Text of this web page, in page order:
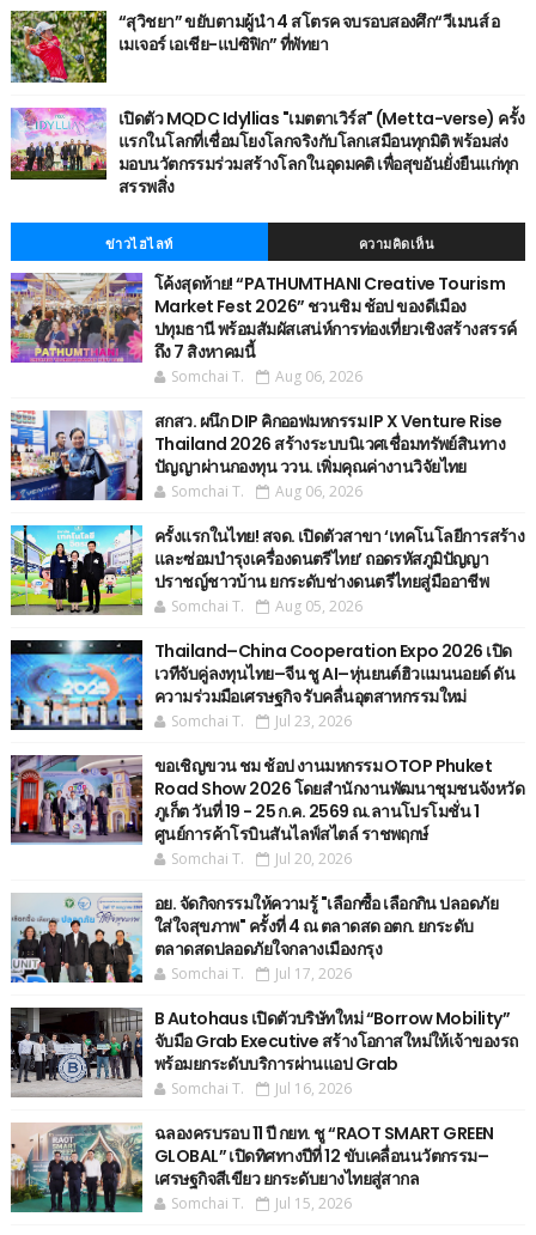
“สุวิชยา” ขยับตามผู้นำ 4 สโตรค จบรอบสองศึก“วีเมนส์ อ
เมเจอร์ เอเชีย-แปซิฟิก” ที่พัทยา
เปิดตัว MQDC Idyllias "เมตตาเวิร์ส" (Metta-verse) ครั้ง
แรกในโลกที่เชื่อมโยงโลกจริงกับโลกเสมือนทุกมิติ พร้อมส่ง
มอบนวัตกรรมร่วมสร้างโลกในอุดมคติ เพื่อสุขอันยั่งยืนแก่ทุก
สรรพสิ่ง
ข่าวไฮไลท์ ความคิดเห็น
โค้งสุดท้าย! “PATHUMTHANI Creative Tourism
Market Fest 2026” ชวนชิม ช้อป ของดีเมือง
ปทุมธานี พร้อมสัมผัสเสน่ห์การท่องเที่ยวเชิงสร้างสรรค์
ถึง 7 สิงหาคมนี้
Somchai T. Aug 06, 2026
สกสว. ผนึก DIP คิกออฟมหกรรม IP X Venture Rise
Thailand 2026 สร้างระบบนิเวศเชื่อมทรัพย์สินทาง
ปัญญาผ่านกองทุน ววน. เพิ่มคุณค่างานวิจัยไทย
Somchai T. Aug 06, 2026
ครั้งแรกในไทย! สจด. เปิดตัวสาขา ‘เทคโนโลยีการสร้าง
และซ่อมบำรุงเครื่องดนตรีไทย’ ​ถอดรหัสภูมิปัญญา
ปราชญ์ชาวบ้าน ยกระดับช่างดนตรีไทยสู่มืออาชีพ
Somchai T. Aug 05, 2026
Thailand–China Cooperation Expo 2026 เปิด
เวทีจับคู่ลงทุนไทย–จีน ชู AI–หุ่นยนต์ฮิวแมนนอยด์ ดัน
ความร่วมมือเศรษฐกิจ รับคลื่นอุตสาหกรรมใหม่
Somchai T. Jul 23, 2026
ขอเชิญขวน ชม ช้อป งานมหกรรม OTOP Phuket
Road Show 2026 โดยสำนักงานพัฒนาชุมชนจังหวัด
ภูเก็ต วันที่ 19 - 25 ก.ค. 2569 ณ.ลานโปรโมชั่น 1
ศูนย์การค้าโรบินสันไลฟ์สไตล์ ราชพฤกษ์
Somchai T. Jul 20, 2026
อย. จัดกิจกรรมให้ความรู้ "เลือกซื้อ เลือกกิน ปลอดภัย
ใส่ใจสุขภาพ" ครั้งที่ 4 ณ ตลาดสด อตก. ยกระดับ
ตลาดสดปลอดภัยใจกลางเมืองกรุง
Somchai T. Jul 17, 2026
B Autohaus เปิดตัวบริษัทใหม่ “Borrow Mobility”
จับมือ Grab Executive สร้างโอกาสใหม่ให้เจ้าของรถ
พร้อมยกระดับบริการผ่านแอป Grab
Somchai T. Jul 16, 2026
ฉลองครบรอบ 11 ปี กยท. ชู “RAOT SMART GREEN
GLOBAL” เปิดทิศทางปีที่ 12 ขับเคลื่อนนวัตกรรม–
เศรษฐกิจสีเขียว ยกระดับยางไทยสู่สากล
Somchai T. Jul 15, 2026